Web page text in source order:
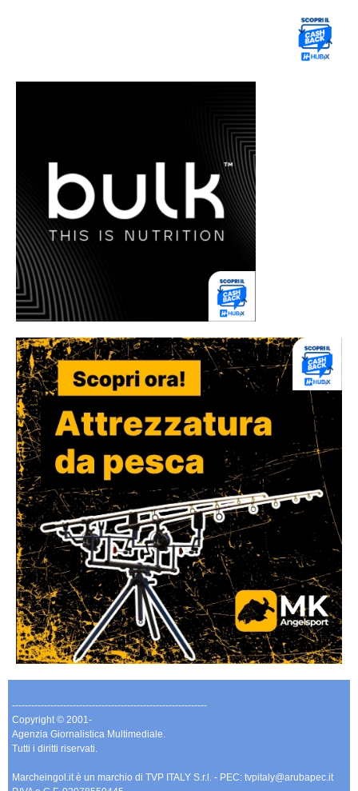
-------------------------------------------------------------
Copyright © 2001-
Agenzia Giornalistica Multimediale.
Tutti i diritti riservati.
Marcheingol.it è un marchio di TVP ITALY S.r.l. - PEC: tvpitaly@arubapec.it